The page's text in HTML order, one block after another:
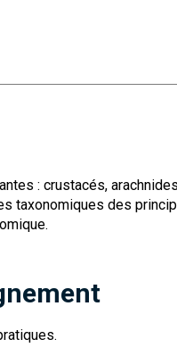
: crustacés,
taxonomiques des